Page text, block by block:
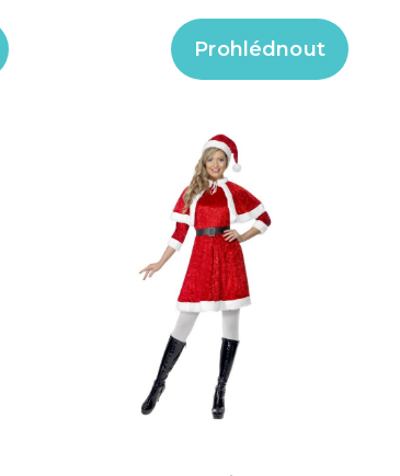
Prohlédnout